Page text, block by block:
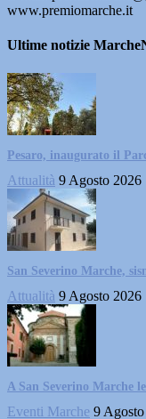
www.premiomarche.it
Ultime notizie
Pesaro, inaugurato il
Attualità 9 Agosto 2026
San Severino Marche,
Attualità 9 Agosto 2026
A San Severino Marche
Eventi Marche 9